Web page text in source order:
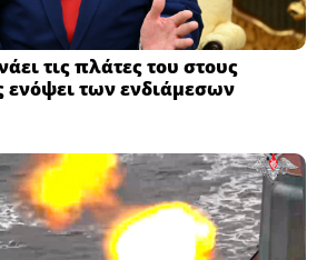
τις πλάτες του στους
των ενδιάμεσων